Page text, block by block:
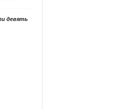
девять